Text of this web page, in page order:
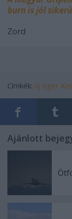
burn is jól
Zord
Címkék: új tiger
Ajánlott